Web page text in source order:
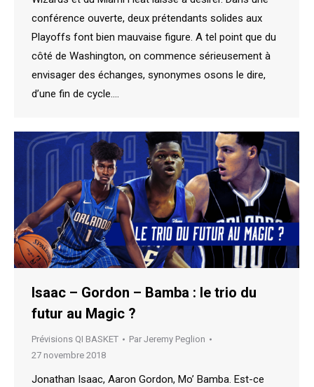
conférence ouverte, deux prétendants solides aux
Playoffs font bien mauvaise figure. A tel point que du
côté de Washington, on commence sérieusement à
envisager des échanges, synonymes osons le dire,
d’une fin de cycle.…
Isaac – Gordon – Bamba : le trio du
futur au Magic ?
Prévisions QI BASKET Par Jeremy Peglion
27 novembre 2018
Jonathan Isaac, Aaron Gordon, Mo’ Bamba. Est-ce